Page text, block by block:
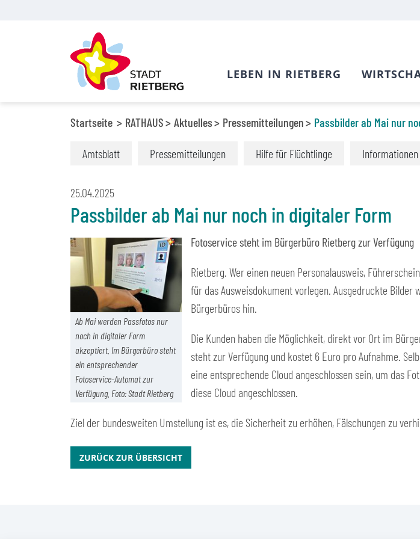
Startseite RATHAUS Aktuelles Pressemitteilungen Passbilder ab Mai nur
Amtsblatt Pressemitteilungen Hilfe für Flüchtlinge
25.04.2025
Passbilder ab Mai nur noch in digitaler Form
Ab Mai werden Passfotos nur
noch in digitaler Form
akzeptiert. Im Bürgerbüro steht
ein entsprechender
Fotoservice-Automat zur
Verfügung. Foto: Stadt Rietberg
Fotoservice steht im Bürgerbüro Rietberg zur Verfügung
Rietberg. Wer einen neuen Personalausweis,
für das Ausweisdokument vorlegen. Ausgedruckte
Bürgerbüros hin.
Die Kunden haben die Möglichkeit, direkt vor Ort im
steht zur Verfügung und kostet 6 Euro pro Aufnahme.
eine entsprechende Cloud angeschlossen sein, um das
diese Cloud angeschlossen.
Ziel der bundesweiten Umstellung ist es, die Sicherheit zu erhöhen, Fälschungen zu
ZURÜCK ZUR ÜBERSICHT
LEBEN IN RIETBERG